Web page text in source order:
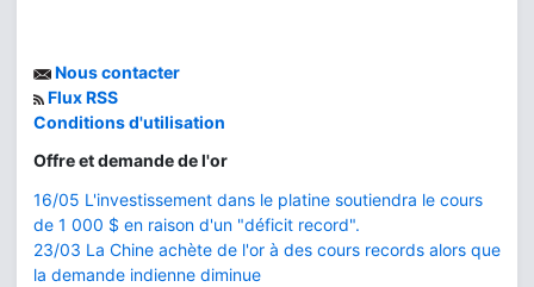
Nous contacter
Flux RSS
Conditions d'utilisation
Offre et demande de l'or
16/05 L'investissement dans le platine soutiendra le cours
de 1 000 $ en raison d'un "déficit record".
23/03 La Chine achète de l'or à des cours records alors que
la demande indienne diminue